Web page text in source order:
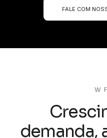
FALE COM
demanda,